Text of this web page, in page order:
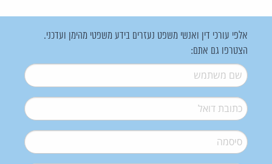
אלפי עורכי דין ואנשי משפט נעזרים בידע משפטי מהימן ועדכני.
הצטרפו גם אתם:
שם משתמש*
דואל*
סיסמה*